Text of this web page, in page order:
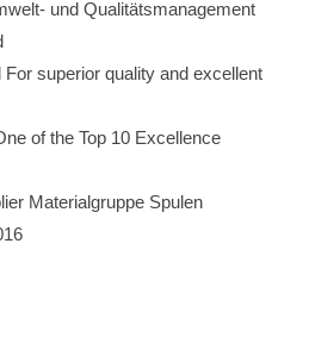
und Qualitätsmanagement
superior quality and excellent
of the Top 10 Excellence
Materialgruppe Spulen